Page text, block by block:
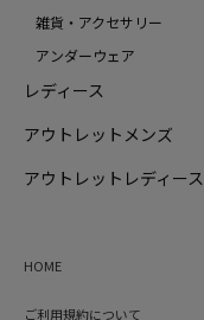
雑貨・アクセサリー
アンダーウェア
レディース
アウトレットメンズ
アウトレットレディース
HOME
ご利用規約について